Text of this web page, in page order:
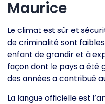
Maurice
Le climat est sûr et
de criminalité sont
enfant de grandir et à
façon dont le pays a été
des années a contribué
La langue officielle est